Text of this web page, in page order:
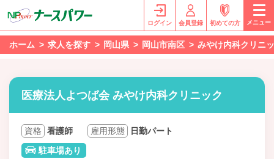
ログイン 会員登録 初めての方 メニュー
ホーム 求人を探す 岡山県 岡山市南区 みやけ内科クリニ
医療法人よつば会 みやけ内科クリニック
資格 看護師 雇用形態
日勤パート
駐車場あり